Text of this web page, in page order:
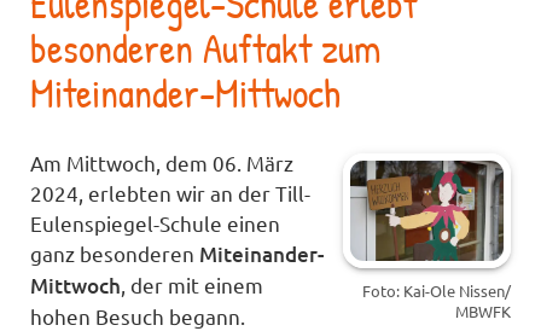
besonderen Auftakt zum
Miteinander-Mittwoch
Foto: Kai-Ole Nissen/
MBWFK
Am Mittwoch, dem 06. März
2024, erlebten wir an der Till-
Eulenspiegel-Schule einen
ganz besonderen Miteinander-
Mittwoch , der mit einem
hohen Besuch begann.